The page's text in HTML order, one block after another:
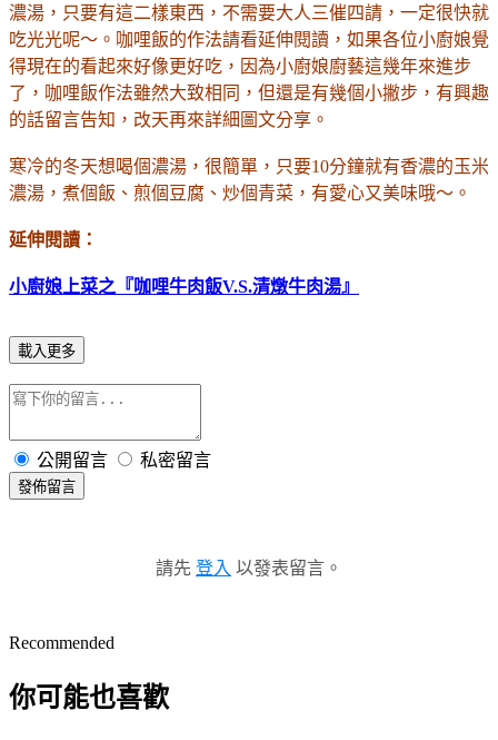
濃湯，只要有這二樣東西，不需要大人三催四請，一定很快就
吃光光呢～。咖哩飯的作法請看延伸閱讀，如果各位小廚娘覺
得現在的看起來好像更好吃，因為小廚娘廚藝這幾年來進步
了，咖哩飯作法雖然大致相同，但還是有幾個小撇步，有興趣
的話留言告知，改天再來詳細圖文分享。
寒冷的冬天想喝個濃湯，很簡單，只要10分鐘就有香濃的玉米
濃湯，煮個飯、煎個豆腐、炒個青菜，有愛心又美味哦～。
延伸閱讀：
小廚娘上菜之『咖哩牛肉飯V.S.清燉牛肉湯』
載入更多
公開留言 私密留言
發佈留言
請先 登入 以發表留言。
Recommended
你可能也喜歡